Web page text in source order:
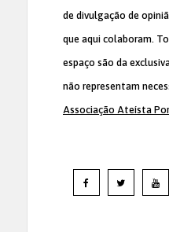
de divulgação de
que aqui colaboram.
espaço são da
não representam
Associação Ateísta